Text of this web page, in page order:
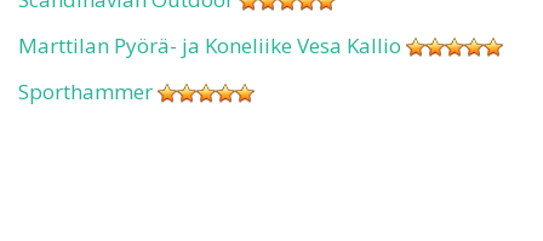
Marttilan Pyörä- ja Koneliike Vesa Kallio
Sporthammer